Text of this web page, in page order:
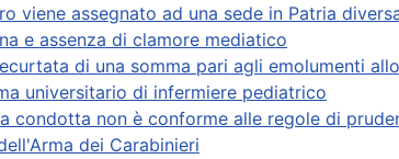
viene assegnato ad una sede in Patria
e assenza di clamore mediatico
di una somma pari agli emolumenti
universitario di infermiere pediatrico
condotta non è conforme alle regole di
dei Carabinieri